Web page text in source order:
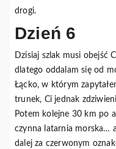
drogi.
Dzień 6
Dzisiaj szlak musi obejść
dlatego oddalam się od
Łącko, w którym
trunek, Ci jednak
Potem kolejne 30 km po
czynna latarnia morska…
dalej za czerwonym